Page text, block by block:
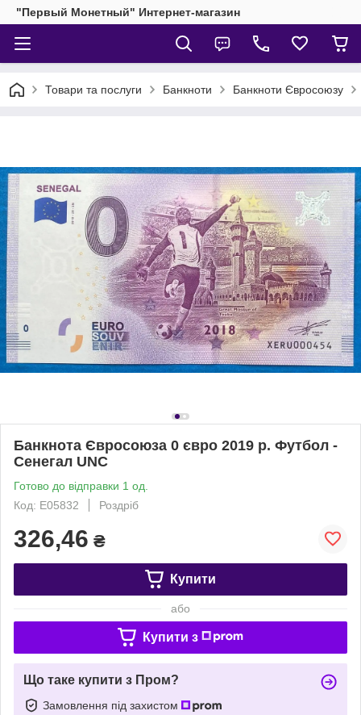
"Первый Монетный" Интернет-магазин
Товари та послуги Банкноти Банкноти Євросоюзу
Банкнота Євросоюза 0 євро 2019 р. Футбол -
Сенегал UNC
Готово до відправки 1 од.
Код: Е05832
Роздріб
326,46 ₴
Купити
або
Купити з
Що таке купити з Пром?
Замовлення під захистом